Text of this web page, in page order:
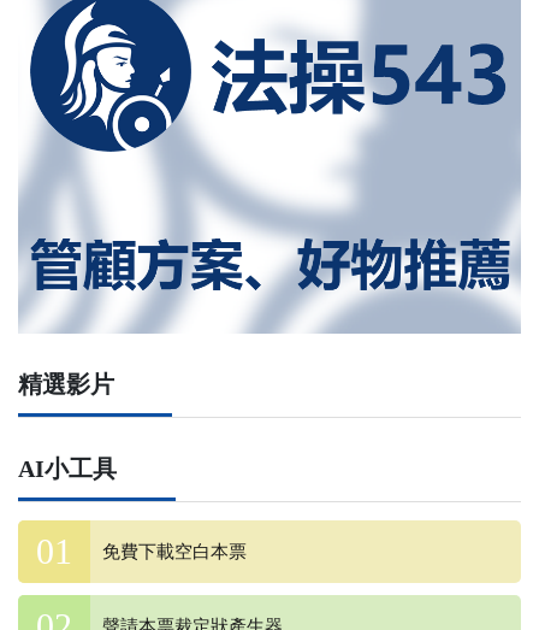
精選影片
AI小工具
免費下載空白本票
聲請本票裁定狀產生器